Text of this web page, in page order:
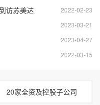
2022-02-23
访苏美达
2023-03-21
2023-04-27
2022-03-15
20家全资及控股子公司